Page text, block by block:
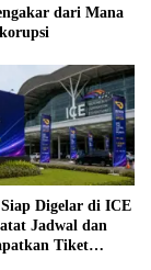
dari Mana
Digelar di ICE
Jadwal dan
Tiket